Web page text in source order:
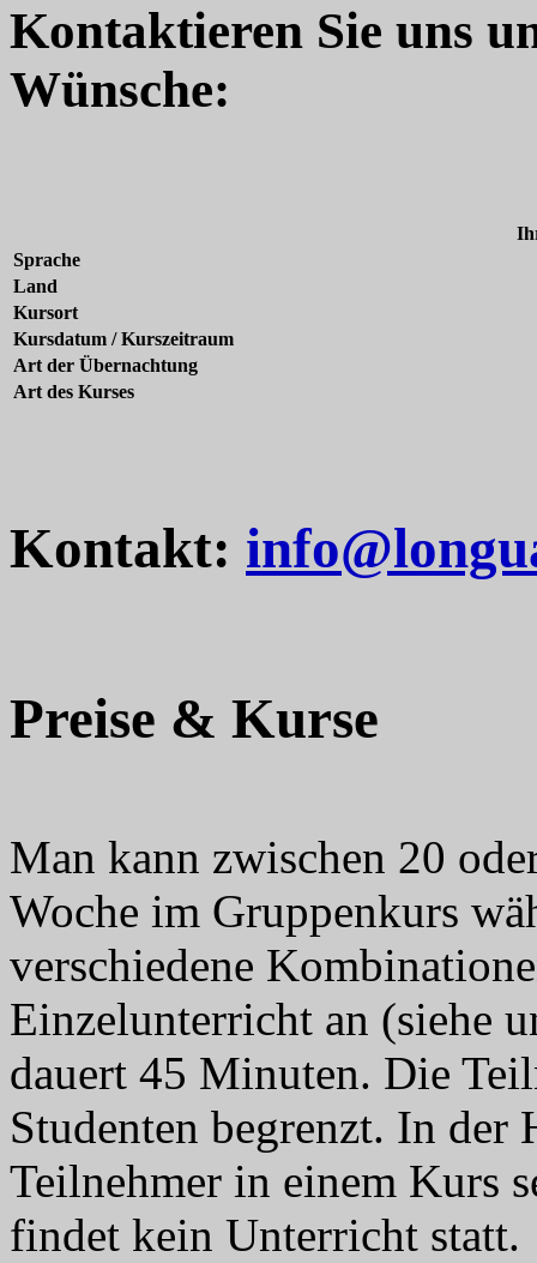
Kontaktieren Sie uns
Wünsche:
Sprache
Land
Kursort
Kursdatum / Kurszeitraum
Art der Übernachtung
Art des Kurses
Kontakt:
Preise & Kurse
Man kann zwischen 20
Woche im Gruppenkurs
verschiedene
Einzelunterricht an (siehe
dauert 45 Minuten. Die
Studenten begrenzt. In der
Teilnehmer in einem Kurs
findet kein Unterricht statt.